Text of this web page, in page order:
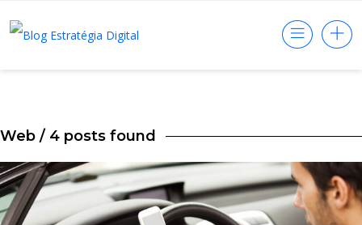
Web / 4 posts found